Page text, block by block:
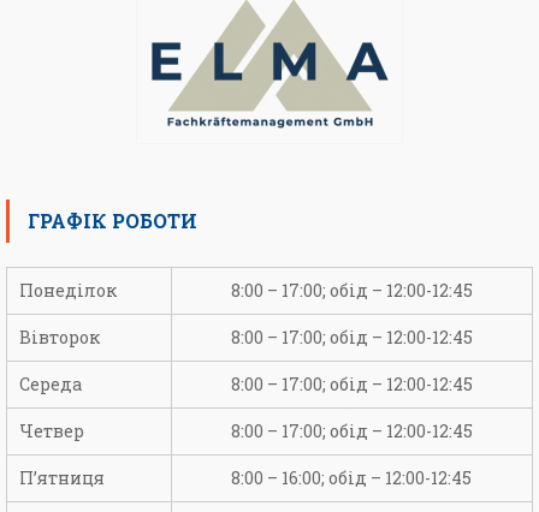
ГРАФІК РОБОТИ
Понеділок 8:00 – 17:00; обід – 12:00-12:45
Вівторок 8:00 – 17:00; обід – 12:00-12:45
Середа 8:00 – 17:00; обід – 12:00-12:45
Четвер 8:00 – 17:00; обід – 12:00-12:45
П’ятниця 8:00 – 16:00; обід – 12:00-12:45